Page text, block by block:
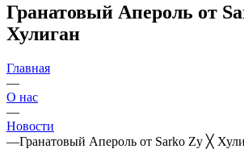
Гранатовый Апероль от
Хулиган
Главная
—
О нас
—
Новости
—Гранатовый Апероль от Sarko Zy ╳